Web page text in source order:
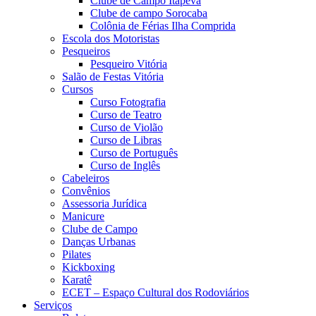
Clube de campo Sorocaba
Colônia de Férias Ilha Comprida
Escola dos Motoristas
Pesqueiros
Pesqueiro Vitória
Salão de Festas Vitória
Cursos
Curso Fotografia
Curso de Teatro
Curso de Violão
Curso de Libras
Curso de Português
Curso de Inglês
Cabeleiros
Convênios
Assessoria Jurídica
Manicure
Clube de Campo
Danças Urbanas
Pilates
Kickboxing
Karatê
ECET – Espaço Cultural dos Rodoviários
Serviços